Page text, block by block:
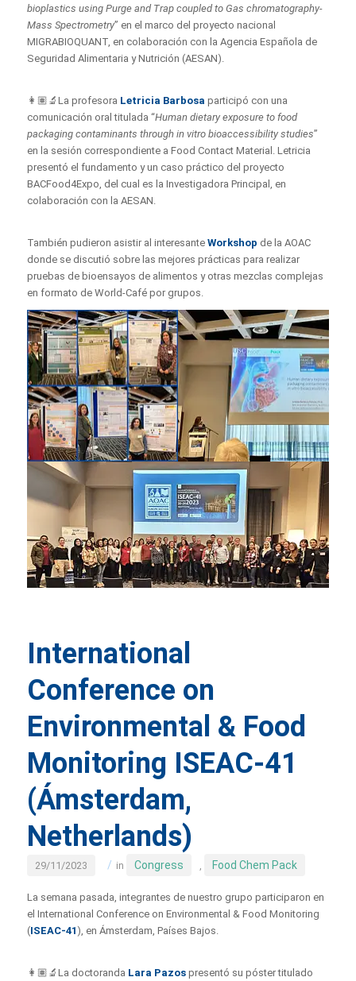
bioplastics using Purge and Trap coupled to Gas chromatography-
Mass Spectrometry” en el marco del proyecto nacional
MIGRABIOQUANT, en colaboración con la Agencia Española de
Seguridad Alimentaria y Nutrición (AESAN).
👩🏽‍🔬La profesora Letricia Barbosa participó con una
comunicación oral titulada “Human dietary exposure to food
packaging contaminants through in vitro bioaccessibility studies”
en la sesión correspondiente a Food Contact Material. Letricia
presentó el fundamento y un caso práctico del proyecto
BACFood4Expo, del cual es la Investigadora Principal, en
colaboración con la AESAN.
También pudieron asistir al interesante Workshop de la AOAC
donde se discutió sobre las mejores prácticas para realizar
pruebas de bioensayos de alimentos y otras mezclas complejas
en formato de World-Café por grupos.
International
Conference on
Environmental & Food
Monitoring ISEAC-41
(Ámsterdam,
Netherlands)
29/11/2023 / in Congress , Food Chem Pack
La semana pasada, integrantes de nuestro grupo participaron en
el International Conference on Environmental & Food Monitoring
(ISEAC-41 ), en Ámsterdam, Países Bajos.
👩🏽‍🔬La doctoranda Lara Pazospresentó su póster titulado